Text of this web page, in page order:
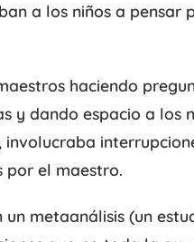
a los niños a pensar
haciendo
y dando espacio a los
por el maestro.
metaanálisis (un